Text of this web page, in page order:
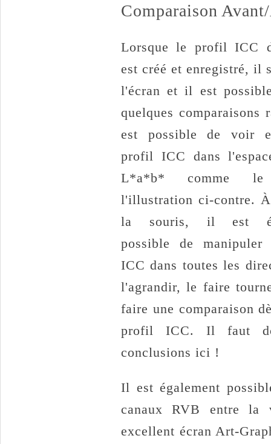
Comparaison
Lorsque le profil ICC
est créé et enregistré, il
l'écran et il est
quelques comparaisons
est possible de voir
profil ICC dans
L*a*b* comme le
l'illustration ci-contre.
la souris, il est
possible de
ICC dans toutes les
l'agrandir, le faire
faire une comparaison
profil ICC. Il faut
conclusions ici !
Il est également
canaux RVB entre la
excellent écran Art-